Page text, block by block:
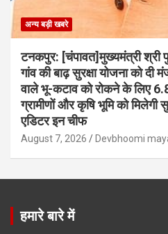
अन्य बड़ी खबरे
टनकपुर: [चंपावत]मुख्यमंत्री श्री
गांव की बाढ़ सुरक्षा योजना को दी
वाले भू-कटाव को रोकने के लिए
ग्रामीणों और कृषि भूमि को मिलेगी
एडिटर इन चीफ
August 7, 2026 Devbhoomi
हमारे बारे में